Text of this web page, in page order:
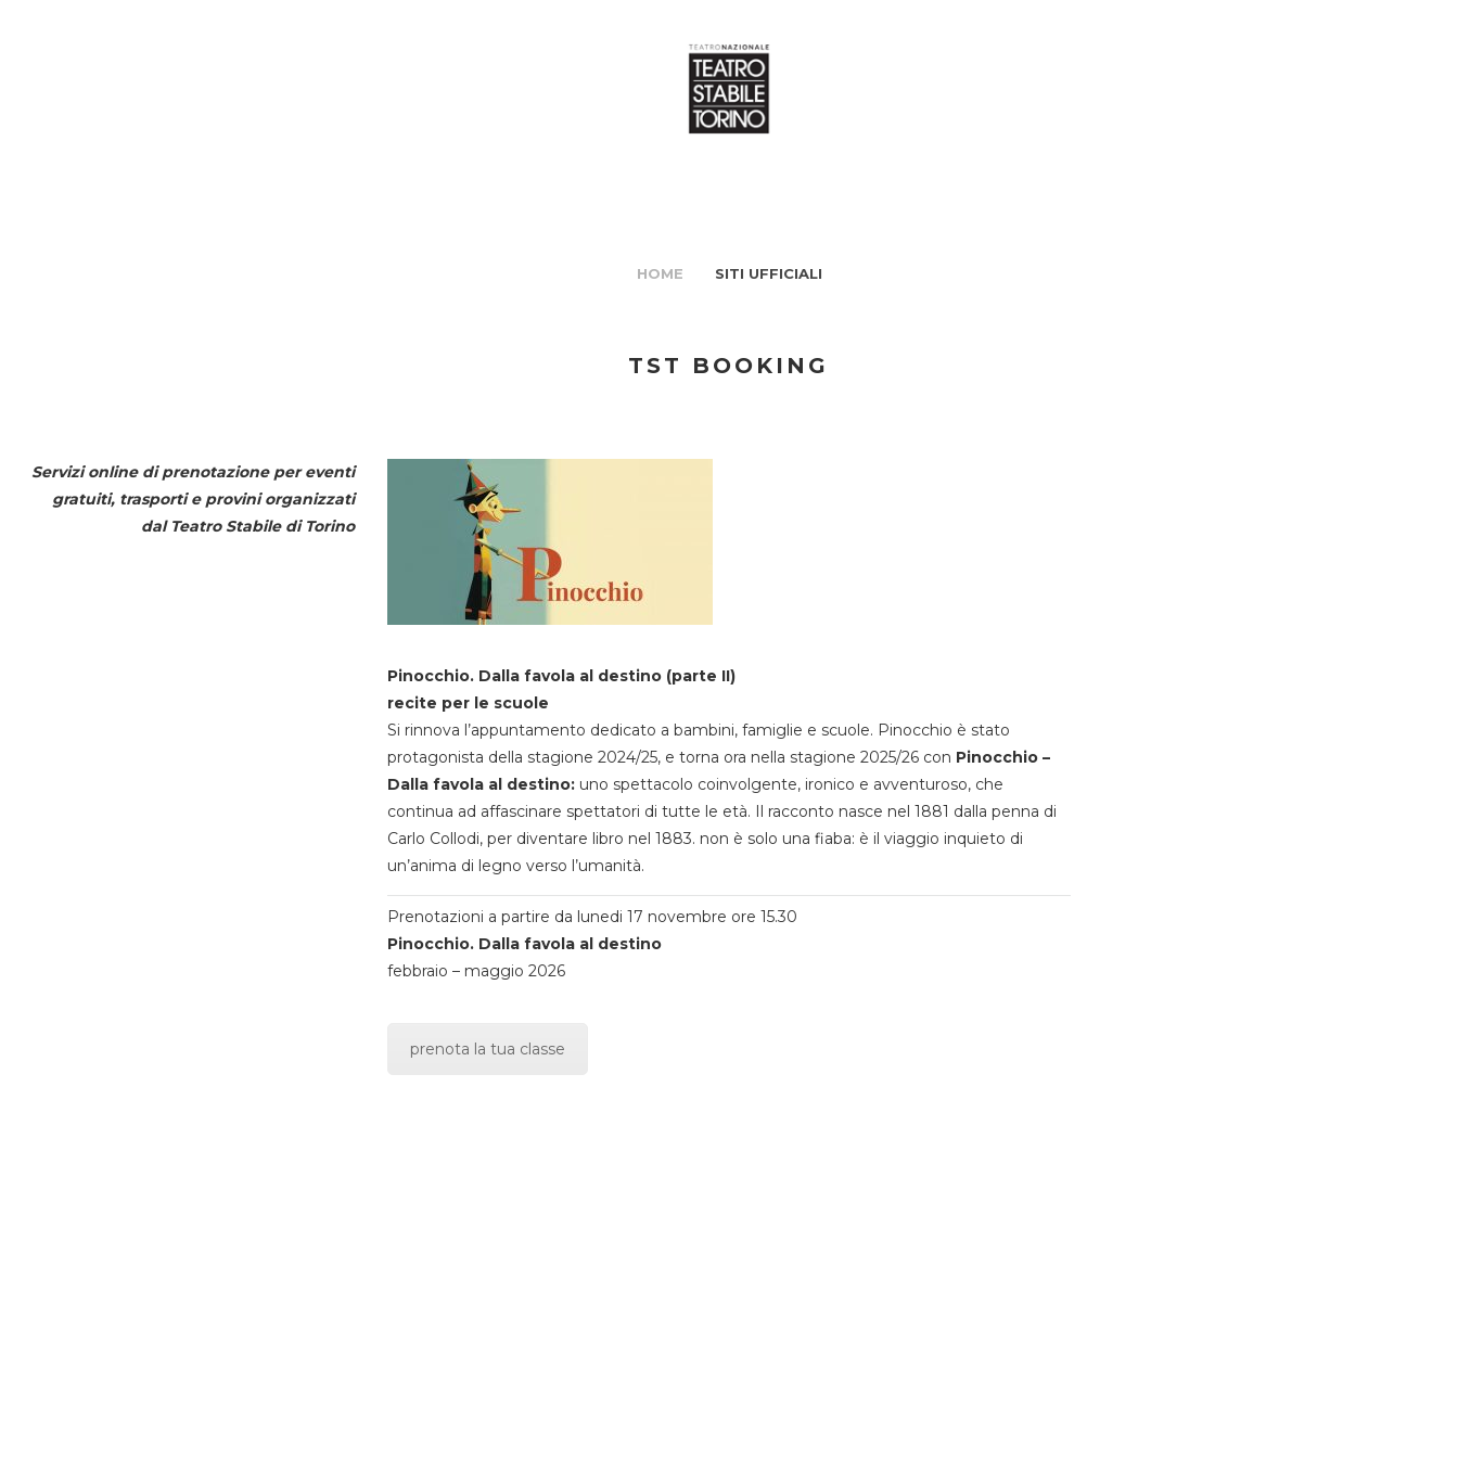
HOME SITI UFFICIALI
TST BOOKING
Servizi online di prenotazione per eventi
gratuiti, trasporti e provini organizzati
dal Teatro Stabile di Torino
Pinocchio. Dalla favola al destino (parte II)
recite per le scuole
Si rinnova l’appuntamento dedicato a bambini, famiglie e scuole. Pinocchio è stato
protagonista della stagione 2024/25, e torna ora nella stagione 2025/26 con Pinocchio –
Dalla favola al destino:uno spettacolo coinvolgente, ironico e avventuroso, che
continua ad affascinare spettatori di tutte le età. Il racconto nasce nel 1881 dalla penna di
Carlo Collodi, per diventare libro nel 1883. non è solo una fiaba: è il viaggio inquieto di
un’anima di legno verso l’umanità.
Prenotazioni a partire da lunedi 17 novembre ore 15.30
Pinocchio. Dalla favola al destino
febbraio – maggio 2026
prenota la tua classe